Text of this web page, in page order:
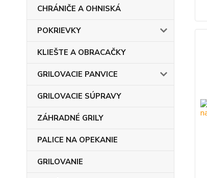
CHRÁNIČE A OHNISKÁ
POKRIEVKY
KLIEŠTE A OBRACAČKY
GRILOVACIE PANVICE
GRILOVACIE SÚPRAVY
ZÁHRADNÉ GRILY
PALICE NA OPEKANIE
GRILOVANIE